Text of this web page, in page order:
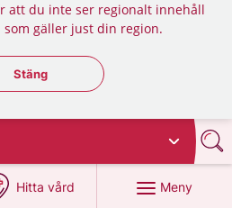
att du inte ser regionalt innehåll
gäller just din region.
Stäng regionsväljaren
Stäng
Hitta vård
på 1177.se
Meny